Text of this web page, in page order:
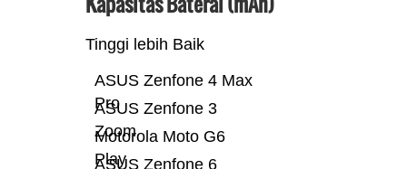
Tinggi lebih Baik
ASUS Zenfone 6
Motorola Moto G6
Play
ASUS Zenfone 3
Zoom
ASUS Zenfone 4 Max
Pro